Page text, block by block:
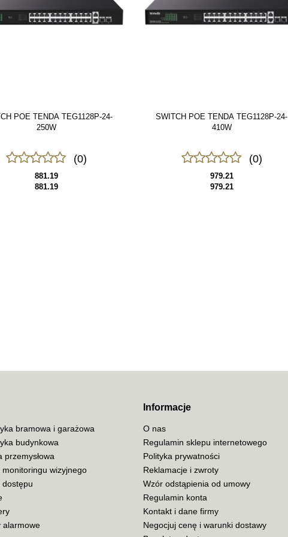
POE TENDA TEG1128P-24-
250W
(0)
881.19
881.19
SWITCH POE TENDA TEG1128P-24-
410W
(0)
979.21
979.21
ADATA
AISKO
bramowa i garażowa
budynkowa
przemysłowa
wizyjnego
alarmowe
Informacje
O nas
Regulamin sklepu internetowego
Polityka prywatności
Reklamacje i zwroty
Wzór odstąpienia od umowy
Regulamin konta
Kontakt i dane firmy
Negocjuj cenę i warunki dostawy